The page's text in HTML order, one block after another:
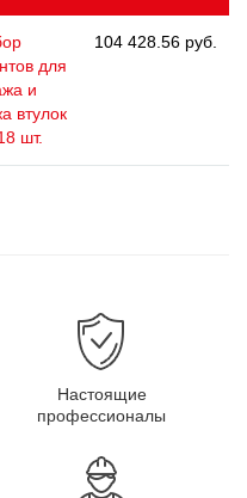
для
и
втулок
шт.
104 428.56 руб.
Настоящие
профессионалы